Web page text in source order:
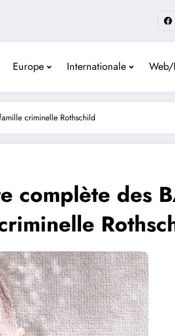
Europe Internationale Web/
criminelle Rothschild
complète des